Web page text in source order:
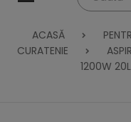
ACASĂ
CURATENIE
1200W